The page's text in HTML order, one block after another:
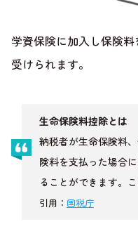
学資保険に加入し保険
受けられます。
生命保険料控除とは
納税者が生命保険料
険料を支払った場合に
ることができます。
引用： 国税庁